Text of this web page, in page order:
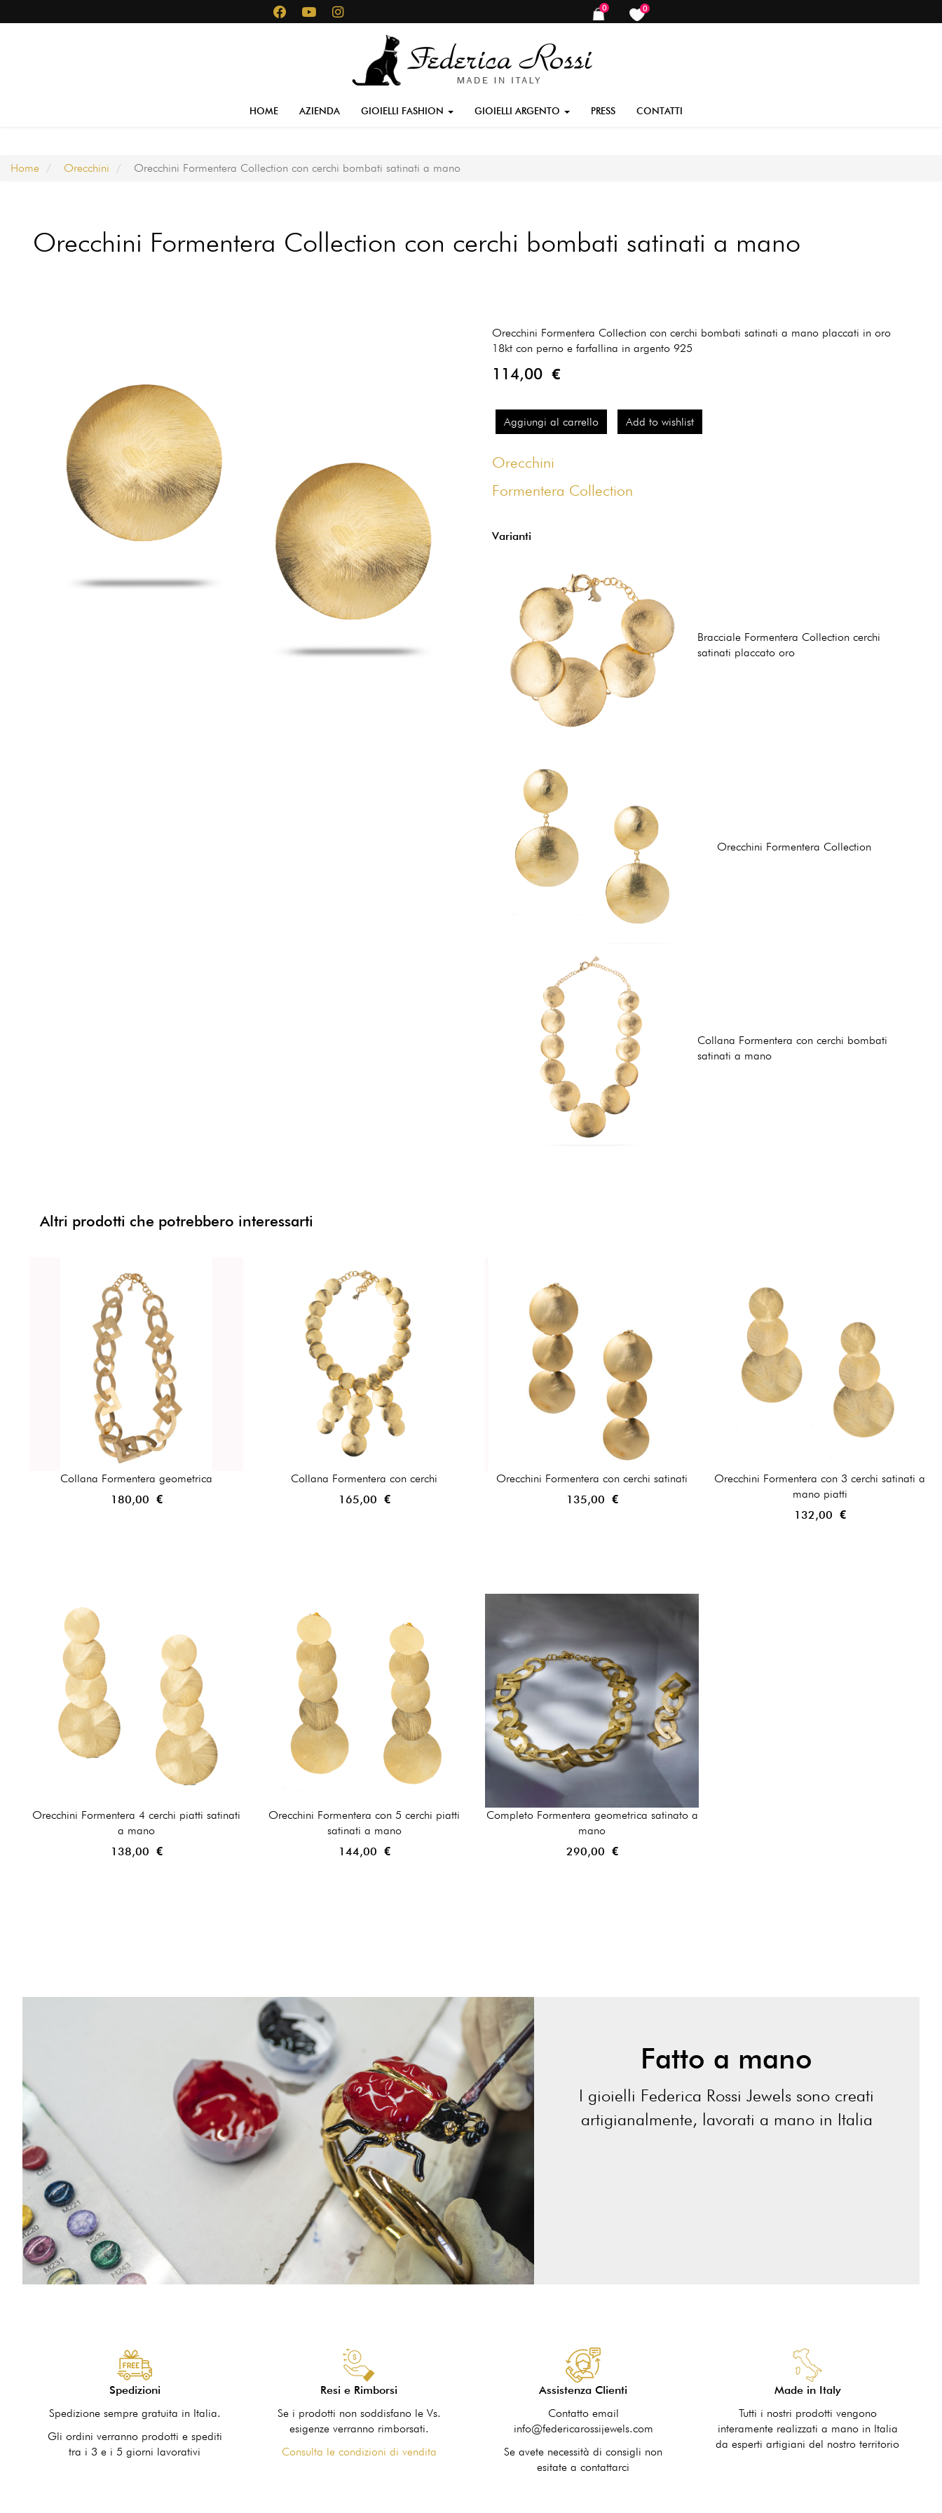
al
0
items
0
items
HOME AZIENDA GIOIELLI FASHION GIOIELLI ARGENTO PRESS CONTATTI
Home Orecchini Orecchini Formentera Collection con cerchi bombati satinati a mano
Orecchini Formentera Collection con cerchi bombati satinati a mano
Orecchini Formentera Collection con cerchi bombati satinati a mano placcati in oro
18kt con perno e farfallina in argento 925
114,00 €
Aggiungi al carrello Add to wishlist
Orecchini
Formentera Collection
Varianti
Bracciale Formentera Collection cerchi
satinati placcato oro
Orecchini Formentera Collection
Collana Formentera con cerchi bombati
satinati a mano
Altri prodotti che potrebbero interessarti
Collana Formentera geometrica
180,00 €
Collana Formentera con cerchi
165,00 €
Orecchini Formentera con cerchi satinati
135,00 €
Orecchini Formentera con 3 cerchi satinati a
mano piatti
132,00 €
Orecchini Formentera 4 cerchi piatti satinati
a mano
138,00 €
Orecchini Formentera con 5 cerchi piatti
satinati a mano
144,00 €
Completo Formentera geometrica satinato a
mano
290,00 €
Fatto a mano
I gioielli Federica Rossi Jewels sono creati
artigianalmente, lavorati a mano in Italia
Spedizioni
Spedizione sempre gratuita in Italia.
Gli ordini verranno prodotti e spediti
tra i 3 e i 5 giorni lavorativi
Resi e Rimborsi
Se i prodotti non soddisfano le Vs.
esigenze verranno rimborsati.
Consulta le condizioni di vendita
Assistenza Clienti
Contatto email
info@federicarossijewels.com
Se avete necessità di consigli non
esitate a contattarci
Made in Italy
Tutti i nostri prodotti vengono
interamente realizzati a mano in Italia
da esperti artigiani del nostro territorio